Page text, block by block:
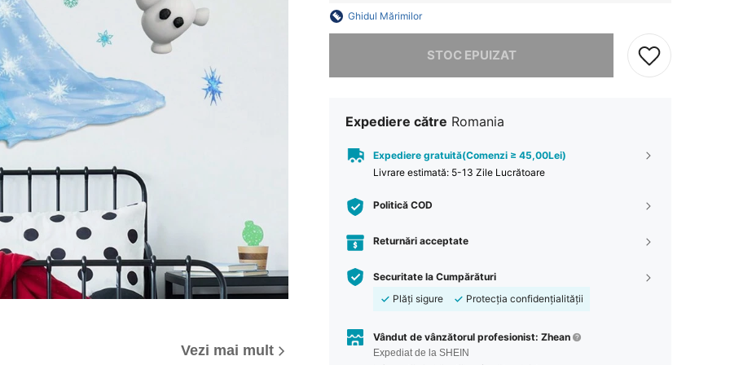
Vezi mai mult
Ghidul Mărimilor
STOC EPUIZAT
Ne pare rău, articolul are stoc epuizat.
Expediere către Romania
Expediere gratuită(Comenzi ≥ 45,00Lei)
Livrare estimată: 5-13 Zile Lucrătoare
Politică COD
Returnări acceptate
Securitate la Cumpărături
Plăți sigure
Protecția confidențialității
Vândut de vânzătorul profesionist: Zhean
Expediat de la SHEIN